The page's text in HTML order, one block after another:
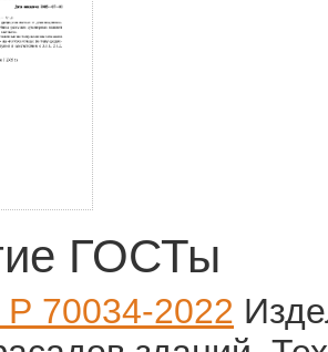
ГОСТы
70034-2022